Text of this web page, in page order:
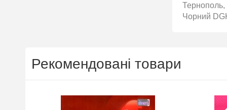
Чорний
Рекомендовані товари